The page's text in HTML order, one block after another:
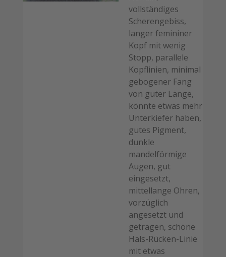
vollständiges
Scherengebiss,
langer femininer
Kopf mit wenig
Stopp, parallele
Kopflinien, minimal
gebogener Fang
von guter Länge,
könnte etwas mehr
Unterkiefer haben,
gutes Pigment,
dunkle
mandelförmige
Augen, gut
eingesetzt,
mittellange Ohren,
vorzüglich
angesetzt und
getragen, schöne
Hals-Rücken-Linie
mit etwas